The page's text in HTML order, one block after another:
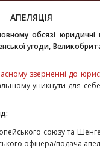
АПЕЛЯЦІЯ
обсязі
угоди,
зверненні до
уникнути для
союзу та
офіцера/подача